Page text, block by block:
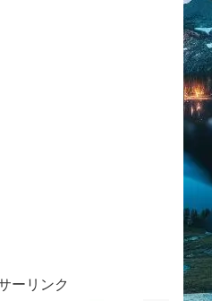
ーリンク